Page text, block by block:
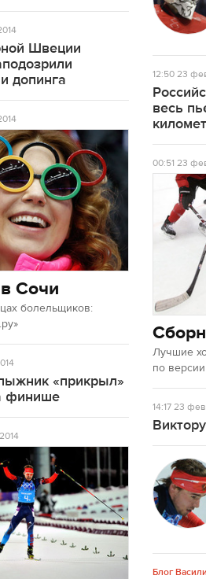
Швеции
допинга
Сочи
болельщиков:
«прикрыл»
финише
12:5023
весь
00:51 23
Лучшие
по
14:1723
Блог